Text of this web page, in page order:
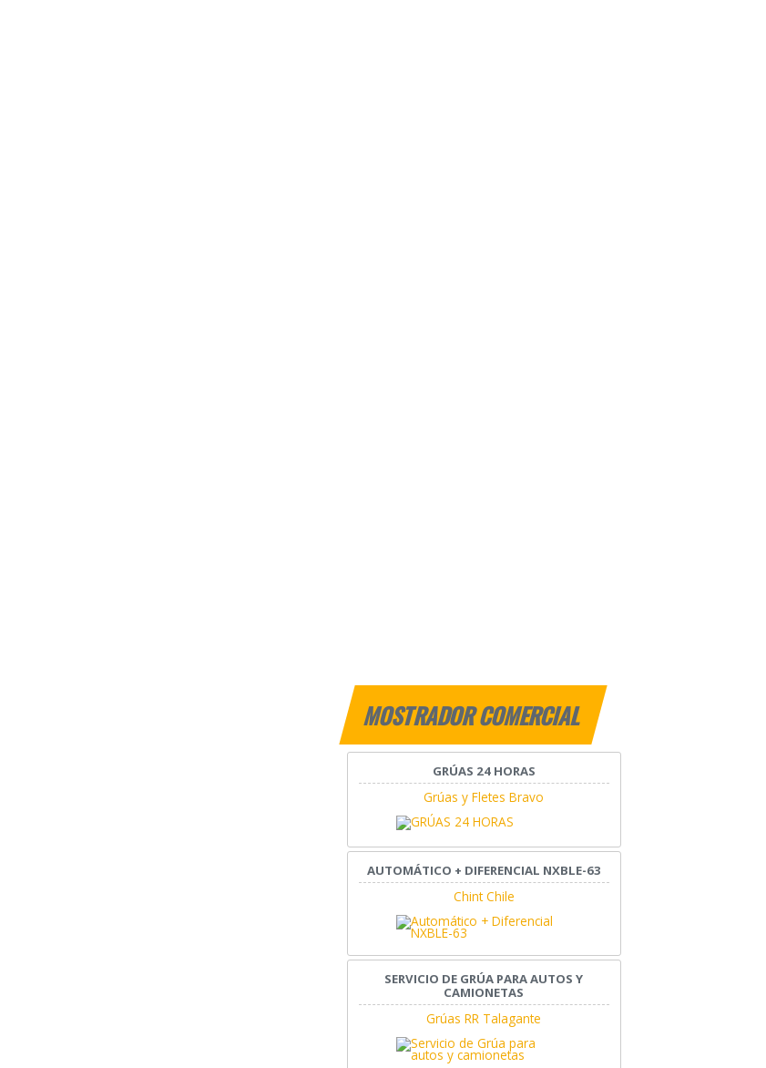
MOSTRADOR COMERCIAL
GRÚAS 24 HORAS
Grúas y Fletes Bravo
AUTOMÁTICO + DIFERENCIAL NXBLE-63
Chint Chile
SERVICIO DE GRÚA PARA AUTOS Y
CAMIONETAS
Grúas RR Talagante